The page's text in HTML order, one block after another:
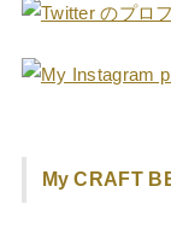
below.
My CRAFT